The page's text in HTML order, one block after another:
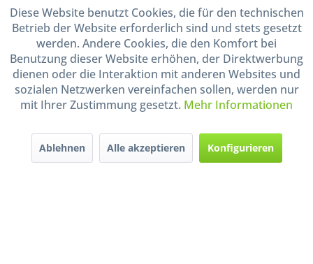
Service Hotline
Shop Service
Informationen
Handel mit BIO-Weinen
durch DE-ÖKO-009
Diese Website benutzt Cookies, die für den technischen
Betrieb der Website erforderlich sind und stets gesetzt
werden. Andere Cookies, die den Komfort bei
Benutzung dieser Website erhöhen, der Direktwerbung
dienen oder die Interaktion mit anderen Websites und
sozialen Netzwerken vereinfachen sollen, werden nur
mit Ihrer Zustimmung gesetzt. Mehr Informationen
Ablehnen Alle akzeptieren Konfigurieren